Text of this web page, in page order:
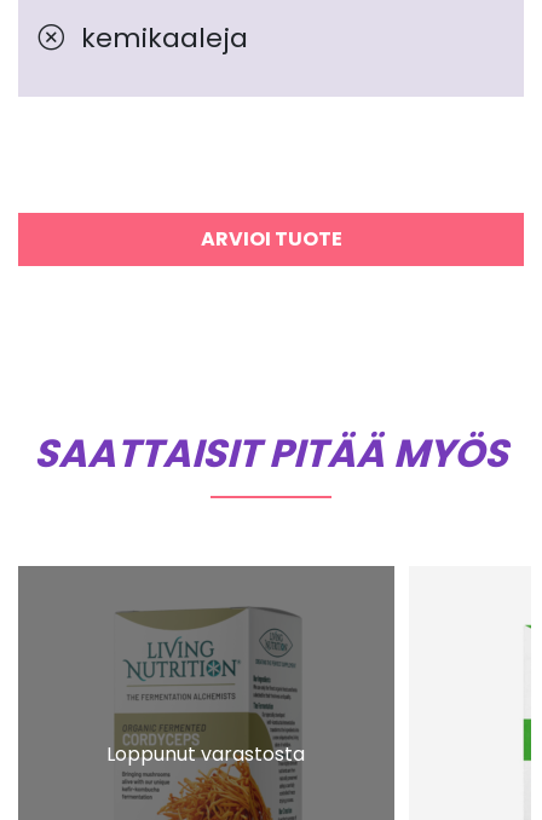
kemikaaleja
ARVIOI TUOTE
SAATTAISIT PITÄÄ MYÖS
Loppunut varastosta